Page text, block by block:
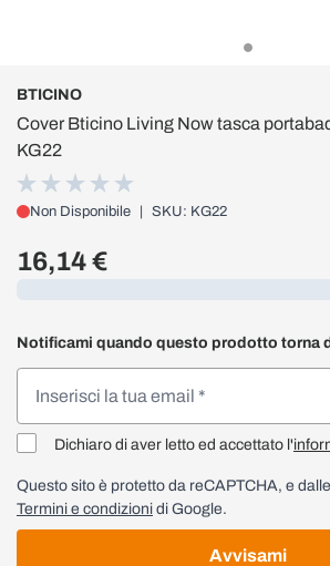
BTICINO
Cover Bticino Living Now tasca
KG22
Non Disponibile SKU: KG22
16,14 €
Notificami quando questo prodotto torna
Dichiaro di aver letto ed accettato l'
Questo sito è protetto da reCAPTCHA, e dalle
Termini e condizioni di Google.
Avvisami